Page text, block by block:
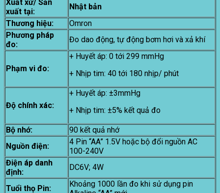
Xuất xứ/ Sản
xuất tại:
Nhật bản
Thương hiệu:
Omron
Phương pháp
đo:
Đo dao động, tự động bơm hơi và xả khí
Phạm vi đo:
+ Huyết áp: 0 tới 299 mmHg
+ Nhịp tim: 40 tới 180 nhịp/ phút
Độ chính xác:
+ Huyết áp: ±3mmHg
+ Nhịp tim: ±5% kết quả đo
Bộ nhớ:
90 kết quả nhớ
Nguồn điện:
4 Pin “AA” 1.5V hoặc bộ đổi nguồn AC
100-240V
Điện áp danh
định:
DC6V; 4W
Tuổi thọ Pin:
Khoảng 1000 lần đo khi sử dụng pin